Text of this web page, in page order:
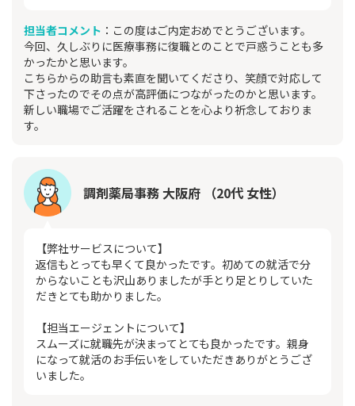
担当者コメント ：この度はご内定おめでとうございます。
今回、久しぶりに医療事務に復職とのことで戸惑うことも多
かったかと思います。
こちらからの助言も素直を聞いてくださり、笑顔で対応して
下さったのでその点が高評価につながったのかと思います。
新しい職場でご活躍をされることを心より祈念しておりま
す。
調剤薬局事務 大阪府 （20代 女性）
【弊社サービスについて】
返信もとっても早くて良かったです。初めての就活で分
からないことも沢山ありましたが手とり足とりしていた
だきとても助かりました。
【担当エージェントについて】
スムーズに就職先が決まってとても良かったです。親身
になって就活のお手伝いをしていただきありがとうござ
いました。